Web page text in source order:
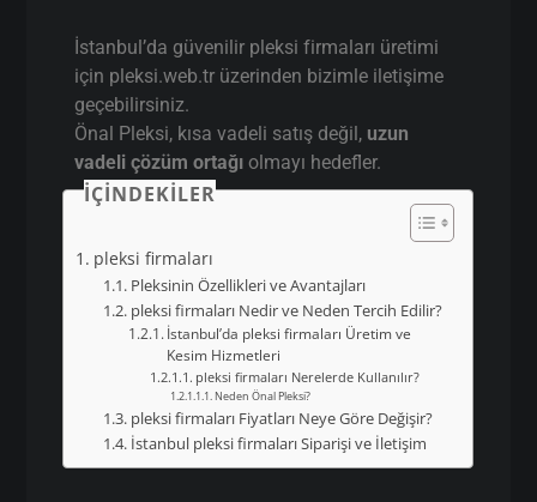
İstanbul’da güvenilir pleksi firmaları üretimi
için pleksi.web.tr üzerinden bizimle iletişime
geçebilirsiniz.
Önal Pleksi, kısa vadeli satış değil, uzun
vadeli çözüm ortağı olmayı hedefler.
İÇINDEKILER
pleksi firmaları
Pleksinin Özellikleri ve Avantajları
pleksi firmaları Nedir ve Neden Tercih Edilir?
İstanbul’da pleksi firmaları Üretim ve
Kesim Hizmetleri
pleksi firmaları Nerelerde Kullanılır?
Neden Önal Pleksi?
pleksi firmaları Fiyatları Neye Göre Değişir?
İstanbul pleksi firmaları Siparişi ve İletişim